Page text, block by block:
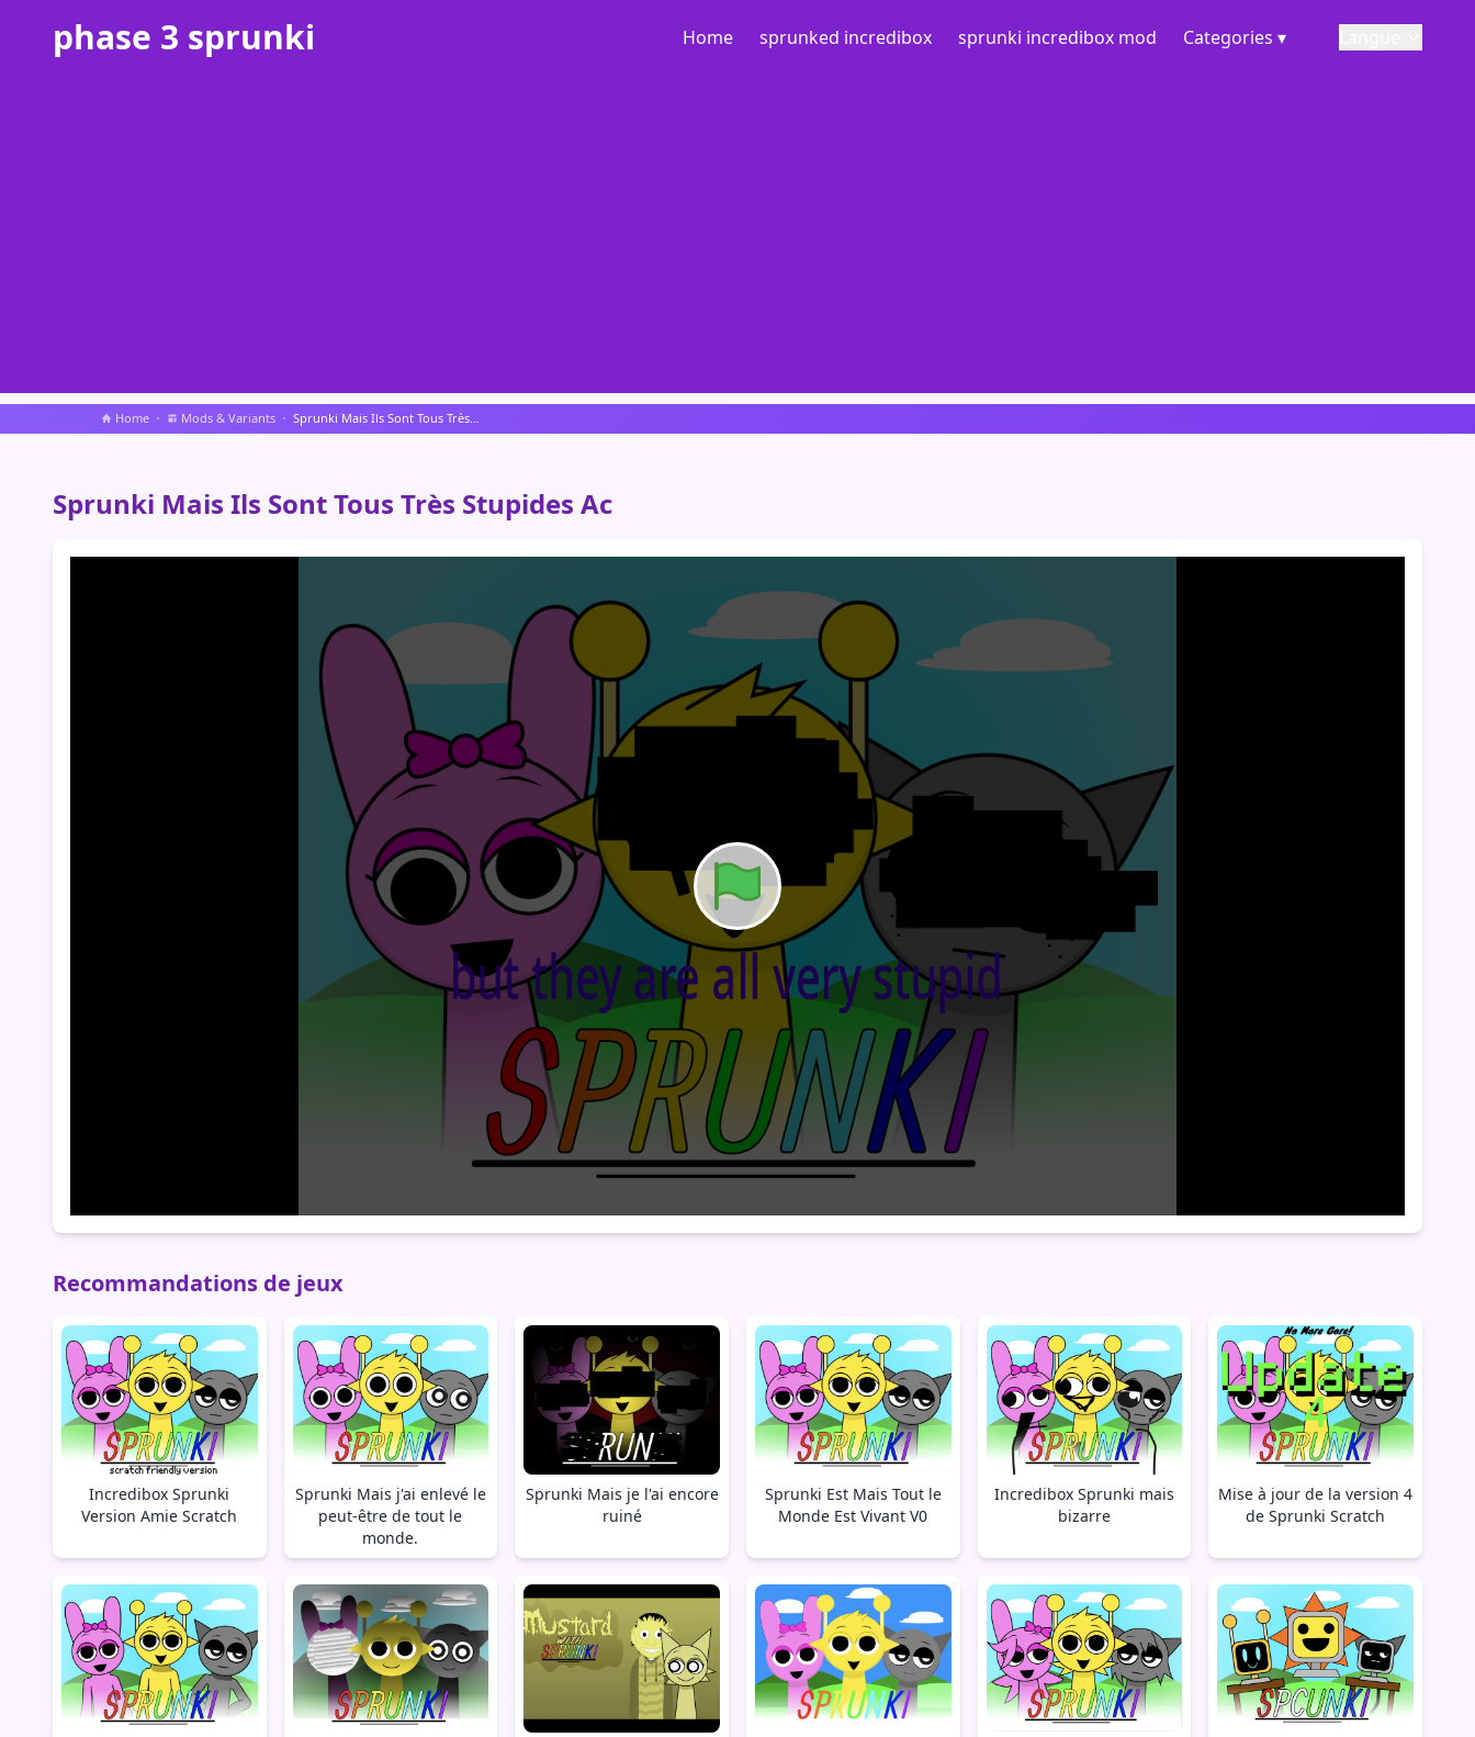
phase 3 sprunki Home sprunked incredibox sprunki incredibox mod Categories ▾
Home Mods & Variants Sprunki Mais Ils Sont Tous Très Stupides Ac
Sprunki Mais Ils Sont Tous Très Stupides Ac
Recommandations de jeux
Incredibox Sprunki
Version Amie Scratch
Sprunki Mais j'ai enlevé le
peut-être de tout le
monde.
Sprunki Mais je l'ai encore
ruiné
Sprunki Est Mais Tout le
Monde Est Vivant V0
Incredibox Sprunki mais
bizarre
Mise à jour de la version 4
de Sprunki Scratch